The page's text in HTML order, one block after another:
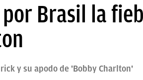
Brasil la
y su apodo de 'Bobby Charlton'